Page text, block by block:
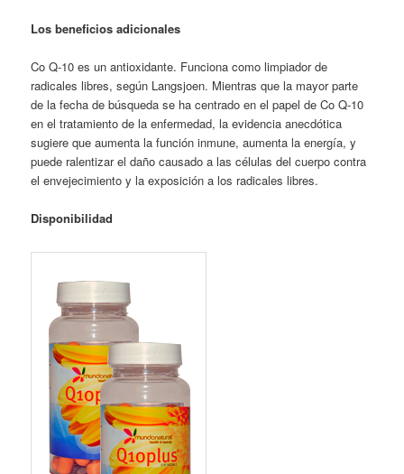
Los beneficios adicionales
Co Q-10 es un antioxidante. Funciona como limpiador de
radicales libres, según Langsjoen. Mientras que la mayor parte
de la fecha de búsqueda se ha centrado en el papel de Co Q-10
en el tratamiento de la enfermedad, la evidencia anecdótica
sugiere que aumenta la función inmune, aumenta la energía, y
puede ralentizar el daño causado a las células del cuerpo contra
el envejecimiento y la exposición a los radicales libres.
Disponibilidad